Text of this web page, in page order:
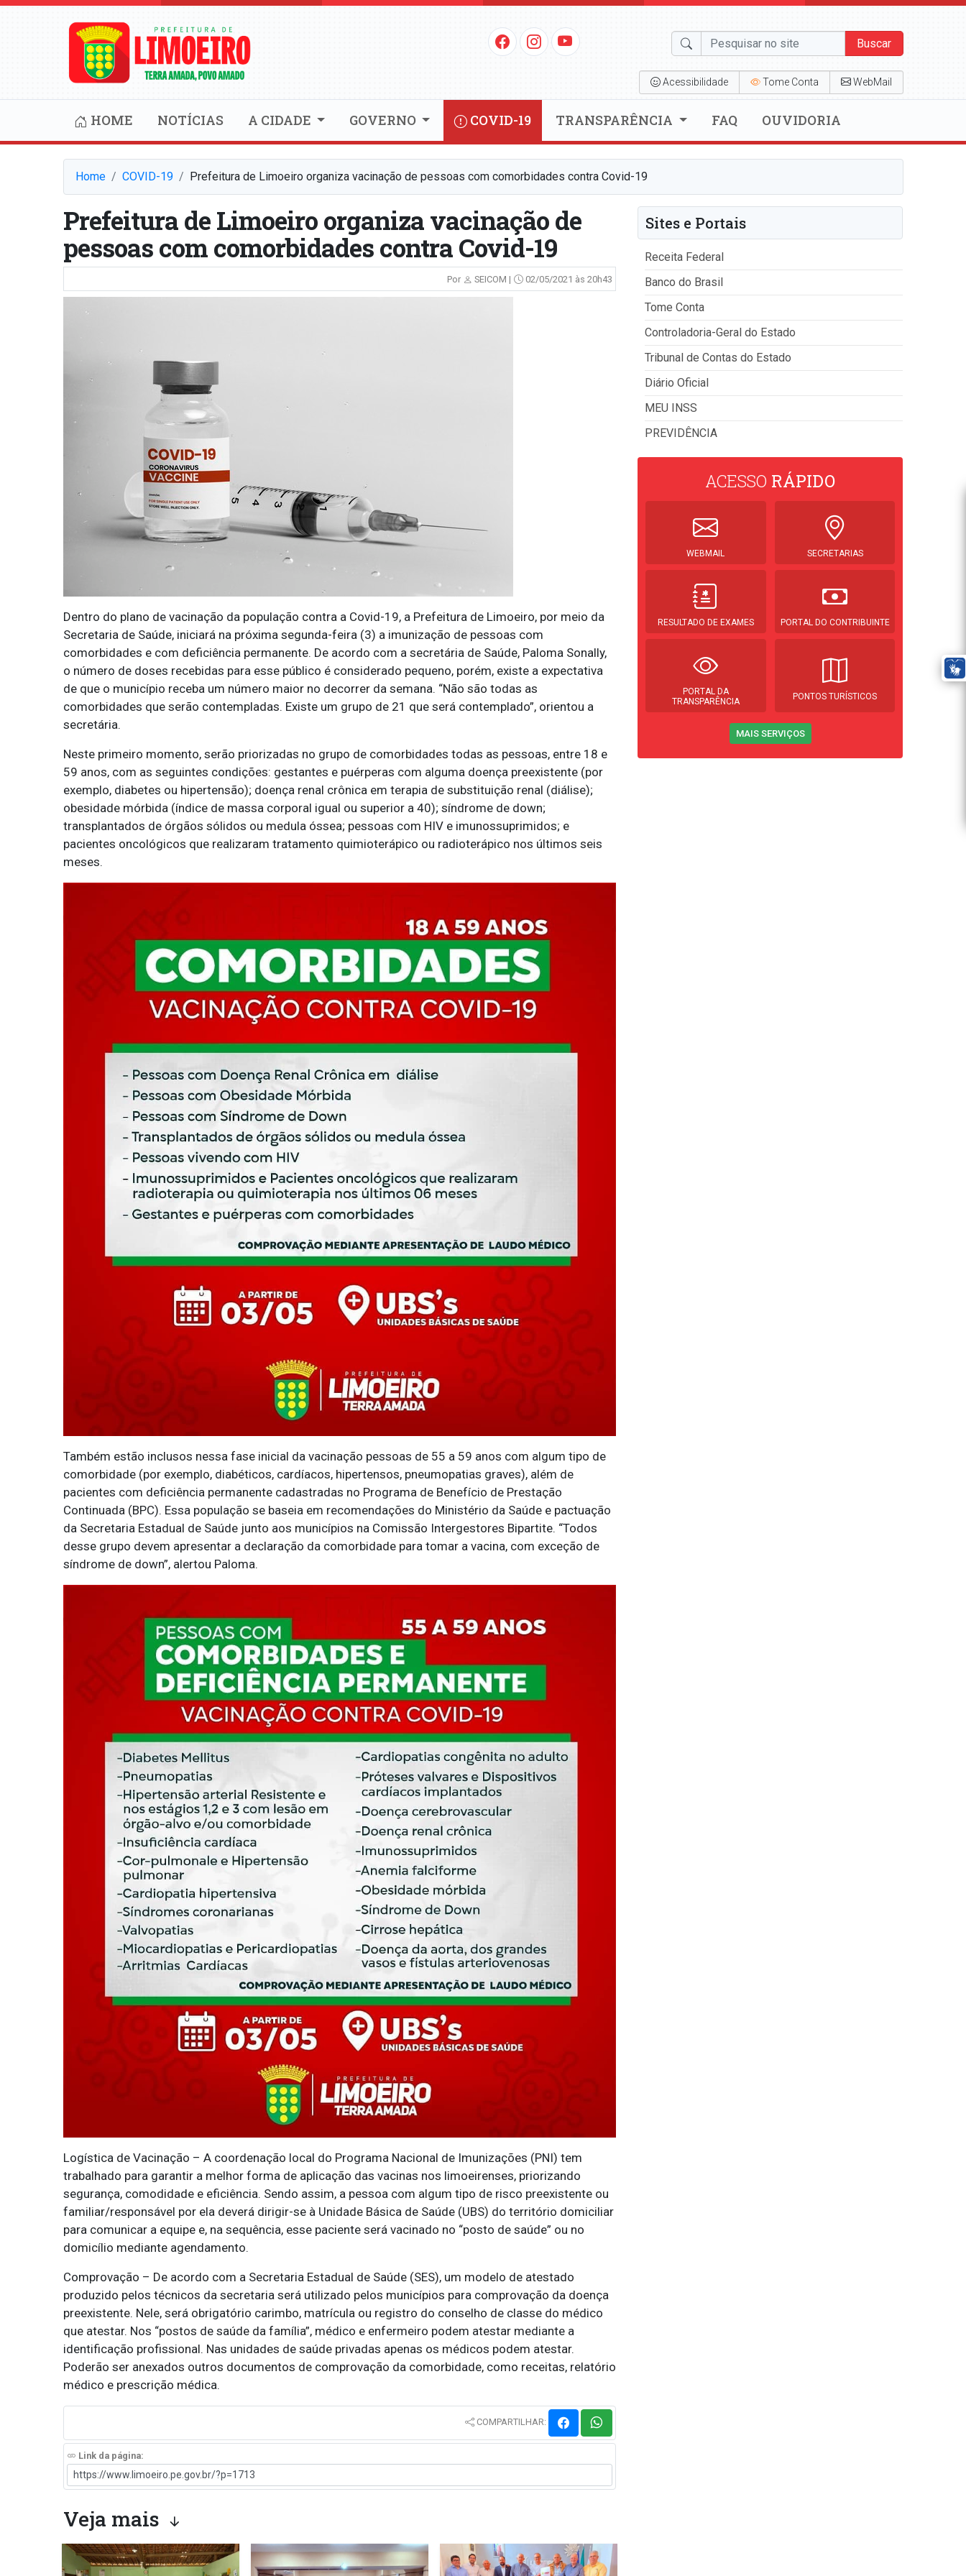
Buscar
Acessibilidade Tome Conta WebMail
HOME NOTÍCIAS A CIDADE GOVERNO COVID-19 TRANSPARÊNCIA FAQ OUVIDORIA
Home COVID-19 Prefeitura de Limoeiro organiza vacinação de pessoas com comorbidades contra Covid-19
Prefeitura de Limoeiro organiza vacinação de
pessoas com comorbidades contra Covid-19
Por SEICOM | 02/05/2021 às 20h43
Dentro do plano de vacinação da população contra a Covid-19, a Prefeitura de Limoeiro, por meio da
Secretaria de Saúde, iniciará na próxima segunda-feira (3) a imunização de pessoas com
comorbidades e com deficiência permanente. De acordo com a secretária de Saúde, Paloma Sonally,
o número de doses recebidas para esse público é considerado pequeno, porém, existe a expectativa
de que o município receba um número maior no decorrer da semana. “Não são todas as
comorbidades que serão contempladas. Existe um grupo de 21 que será contemplado”, orientou a
secretária.
Neste primeiro momento, serão priorizadas no grupo de comorbidades todas as pessoas, entre 18 e
59 anos, com as seguintes condições: gestantes e puérperas com alguma doença preexistente (por
exemplo, diabetes ou hipertensão); doença renal crônica em terapia de substituição renal (diálise);
obesidade mórbida (índice de massa corporal igual ou superior a 40); síndrome de down;
transplantados de órgãos sólidos ou medula óssea; pessoas com HIV e imunossuprimidos; e
pacientes oncológicos que realizaram tratamento quimioterápico ou radioterápico nos últimos seis
meses.
Também estão inclusos nessa fase inicial da vacinação pessoas de 55 a 59 anos com algum tipo de
comorbidade (por exemplo, diabéticos, cardíacos, hipertensos, pneumopatias graves), além de
pacientes com deficiência permanente cadastradas no Programa de Benefício de Prestação
Continuada (BPC). Essa população se baseia em recomendações do Ministério da Saúde e pactuação
da Secretaria Estadual de Saúde junto aos municípios na Comissão Intergestores Bipartite. “Todos
desse grupo devem apresentar a declaração da comorbidade para tomar a vacina, com exceção de
síndrome de down”, alertou Paloma.
Logística de Vacinação – A coordenação local do Programa Nacional de Imunizações (PNI) tem
trabalhado para garantir a melhor forma de aplicação das vacinas nos limoeirenses, priorizando
segurança, comodidade e eficiência. Sendo assim, a pessoa com algum tipo de risco preexistente ou
familiar/responsável por ela deverá dirigir-se à Unidade Básica de Saúde (UBS) do território domiciliar
para comunicar a equipe e, na sequência, esse paciente será vacinado no “posto de saúde” ou no
domicílio mediante agendamento.
Comprovação – De acordo com a Secretaria Estadual de Saúde (SES), um modelo de atestado
produzido pelos técnicos da secretaria será utilizado pelos municípios para comprovação da doença
preexistente. Nele, será obrigatório carimbo, matrícula ou registro do conselho de classe do médico
que atestar. Nos “postos de saúde da família”, médico e enfermeiro podem atestar mediante a
identificação profissional. Nas unidades de saúde privadas apenas os médicos podem atestar.
Poderão ser anexados outros documentos de comprovação da comorbidade, como receitas, relatório
médico e prescrição médica.
COMPARTILHAR:
Link da página:
Veja mais
Sites e Portais
Receita Federal
Banco do Brasil
Tome Conta
Controladoria-Geral do Estado
Tribunal de Contas do Estado
Diário Oficial
MEU INSS
PREVIDÊNCIA
ACESSO RÁPIDO
WEBMAIL SECRETARIAS
RESULTADO DE EXAMES PORTAL DO CONTRIBUINTE
PORTAL DA
TRANSPARÊNCIA
PONTOS TURÍSTICOS
MAIS SERVIÇOS